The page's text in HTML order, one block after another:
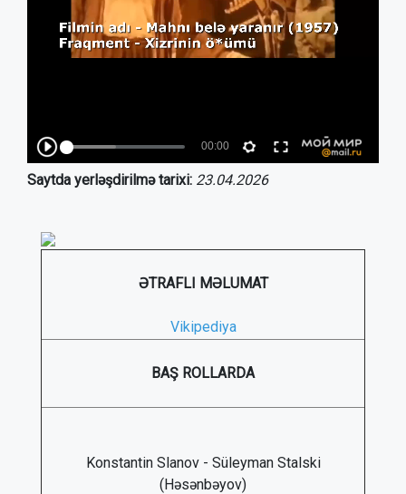
Saytda yerləşdirilmə tarixi: 23.04.2026
ƏTRAFLI MƏLUMAT
Vikipediya
BAŞ ROLLARDA
Konstantin Slanov - Süleyman Stalski
(Həsənbəyov)